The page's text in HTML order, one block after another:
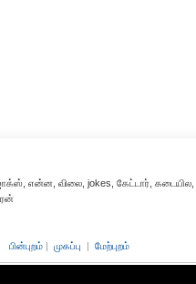
என்ன, விலை, jokes, கேட்டார்,
பின்புறம் | முகப்பு | மேற்புறம்